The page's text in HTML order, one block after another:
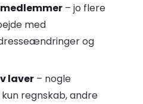
– jo flere
med
og
laver– nogle
regnskab, andre